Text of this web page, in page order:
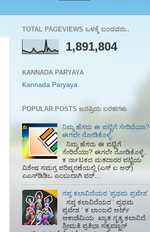
TOTAL PAGEVIEWS ಒಳಕ್ಕೆ ಬಂದವರು..
1,891,804
KANNADA PARYAYA
Kannada Paryaya
POPULAR POSTS ಜನಪ್ರಿಯ ಬರಹಗಳು
ನಿಮ್ಮ ಹೆಸರು ಈ ಪಟ್ಟಿಗೆ ಸೇರಿದೆಯಾ?
ಈಗಲೇ ನೋಡಿಕೊಳ್ಳಿ..
ನಿಮ್ಮ ಹೆಸರು ಈ ಪಟ್ಟಿಗೆ
ಸೇರಿದೆಯಾ? ಈಗಲೇ ನೋಡಿಕೊಳ್ಳಿ..
ಕ ರ್ನಾಟಕದ ಮತದಾರರ ಪಟ್ಟಿಯ
ವಿಶೇಷ ಸಮಗ್ರ ಪರಿಷ್ಕರಣೆಯಲ್ಲಿ (ಎಸ್‌ ಐ ಆರ್)‌
ಎಎಸ್‌ಡಿಡಿಒ ಎಂಬುದಾಗಿ ವರ್...
ಸಪ್ತ ಕಲಾವಿದೆಯರ ʼಪ್ರಥಮ ಪ್ರವೇಶʼ
ಸಪ್ತ ಕಲಾವಿದೆಯರ ʼ ಪ್ರಥಮ
ಪ್ರವೇಶ ʼ ಕ ಲಾಂಜಲಿ ಆರ್ಟ್
ಅಕಾಡೆಮಿಯ‌ ಖ್ಯಾತ ನೃತ್ಯ ಕಲಾವಿದೆ
ಶ್ರೀಮತಿ ಪ್ರತಿಭಾ ಸತ್ಯವಣ್ಣನ್